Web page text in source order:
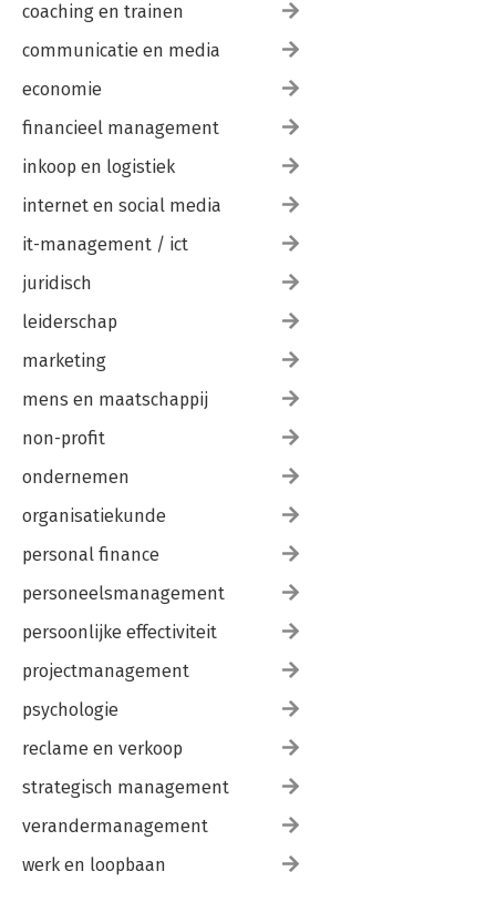
coaching en trainen
communicatie en media
economie
financieel management
inkoop en logistiek
internet en social media
it-management / ict
juridisch
leiderschap
marketing
mens en maatschappij
non-profit
ondernemen
organisatiekunde
personal finance
personeelsmanagement
persoonlijke effectiviteit
projectmanagement
psychologie
reclame en verkoop
strategisch management
verandermanagement
werk en loopbaan